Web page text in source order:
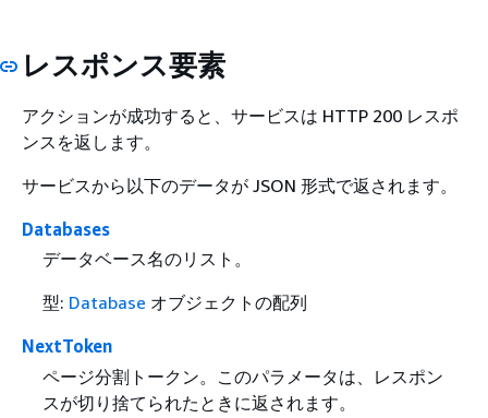
レスポンス要素
アクションが成功すると、サービスは HTTP 200 レスポ
ンスを返します。
サービスから以下のデータが JSON 形式で返されます。
Databases
データベース名のリスト。
型: Database オブジェクトの配列
NextToken
ページ分割トークン。このパラメータは、レスポン
スが切り捨てられたときに返されます。